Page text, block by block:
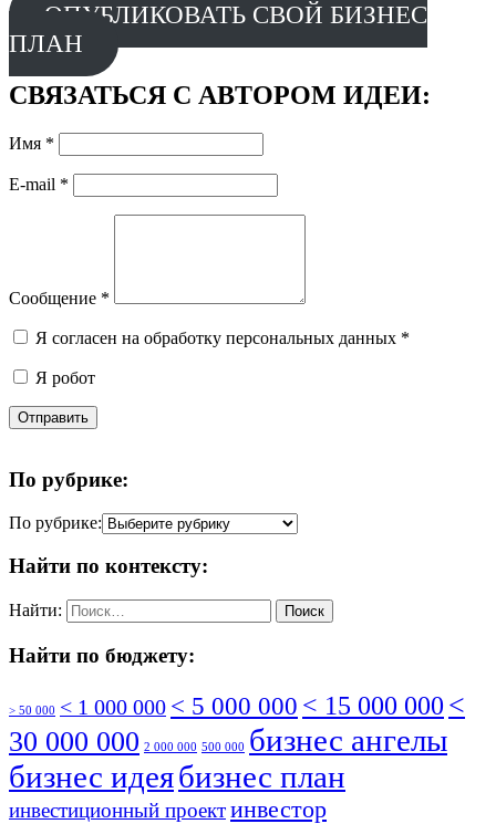
ОПУБЛИКОВАТЬ СВОЙ БИЗНЕС
ПЛАН
СВЯЗАТЬСЯ С АВТОРОМ ИДЕИ:
Имя *
E-mail *
Сообщение *
Я согласен на обработку персональных данных *
Я робот
Отправить
По рубрике:
По рубрике:
Найти по контексту:
Найти:
Найти по бюджету:
> 50 000 < 1 000 000 < 5 000 000 < 15 000 000 <
30 000 000 2 000 000 500 000 бизнес ангелы
бизнес идеябизнес план
инвестиционный проект инвестор